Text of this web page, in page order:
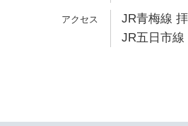
JR青梅線
JR五日市線